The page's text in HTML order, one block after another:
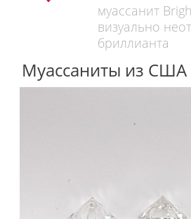
муассанит
визуально
бриллианта
Муассаниты из США